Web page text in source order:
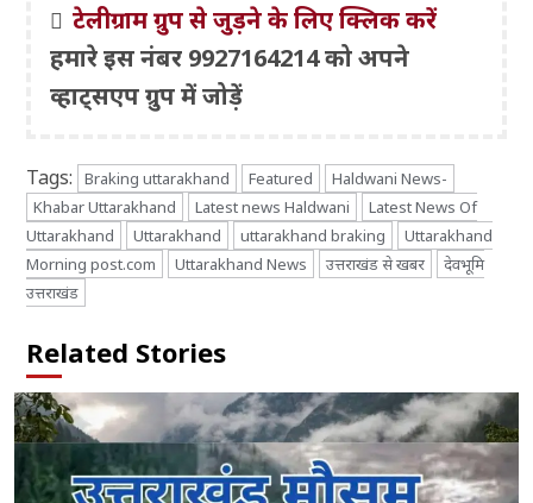
टेलीग्राम ग्रुप से जुड़ने के लिए क्लिक करें
हमारे इस नंबर 9927164214 को अपने
व्हाट्सएप ग्रुप में जोड़ें
Tags: Braking uttarakhand Featured
Haldwani News-
Khabar Uttarakhand
Latest news Haldwani
Latest News Of
Uttarakhand
Uttarakhand uttarakhand braking
Uttarakhand
Morning post.com
Uttarakhand News उत्तराखंड से खबर
देवभूमि
उत्तराखंड
Related Stories